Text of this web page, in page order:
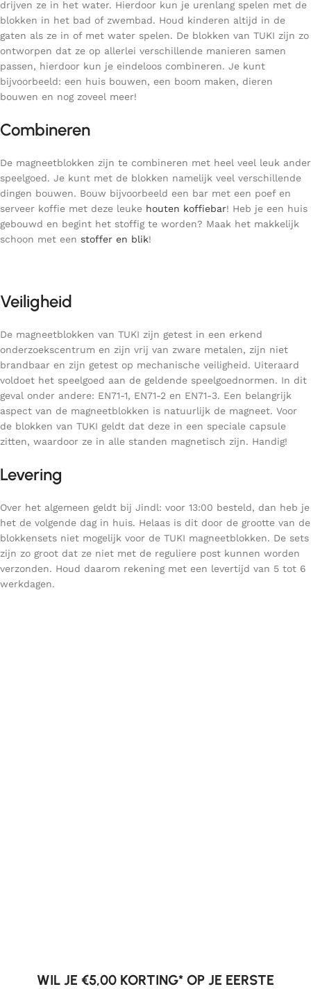
drijven ze in het water. Hierdoor kun je urenlang spelen met de
blokken in het bad of zwembad. Houd kinderen altijd in de
gaten als ze in of met water spelen. De blokken van TUKI zijn zo
ontworpen dat ze op allerlei verschillende manieren samen
passen, hierdoor kun je eindeloos combineren. Je kunt
bijvoorbeeld: een huis bouwen, een boom maken, dieren
bouwen en nog zoveel meer!
Combineren
De magneetblokken zijn te combineren met heel veel leuk ander
speelgoed. Je kunt met de blokken namelijk veel verschillende
dingen bouwen. Bouw bijvoorbeeld een bar met een poef en
serveer koffie met deze leuke houten koffiebar! Heb je een huis
gebouwd en begint het stoffig te worden? Maak het makkelijk
schoon met een stoffer en blik!
Veiligheid
De magneetblokken van TUKI zijn getest in een erkend
onderzoekscentrum en zijn vrij van zware metalen, zijn niet
brandbaar en zijn getest op mechanische veiligheid. Uiteraard
voldoet het speelgoed aan de geldende speelgoednormen. In dit
geval onder andere: EN71-1, EN71-2 en EN71-3. Een belangrijk
aspect van de magneetblokken is natuurlijk de magneet. Voor
de blokken van TUKI geldt dat deze in een speciale capsule
zitten, waardoor ze in alle standen magnetisch zijn. Handig!
Levering
Over het algemeen geldt bij Jindl: voor 13:00 besteld, dan heb je
het de volgende dag in huis. Helaas is dit door de grootte van de
blokkensets niet mogelijk voor de TUKI magneetblokken. De sets
zijn zo groot dat ze niet met de reguliere post kunnen worden
verzonden. Houd daarom rekening met een levertijd van 5 tot 6
werkdagen.
WIL JE €5,00 KORTING* OP JE EERSTE